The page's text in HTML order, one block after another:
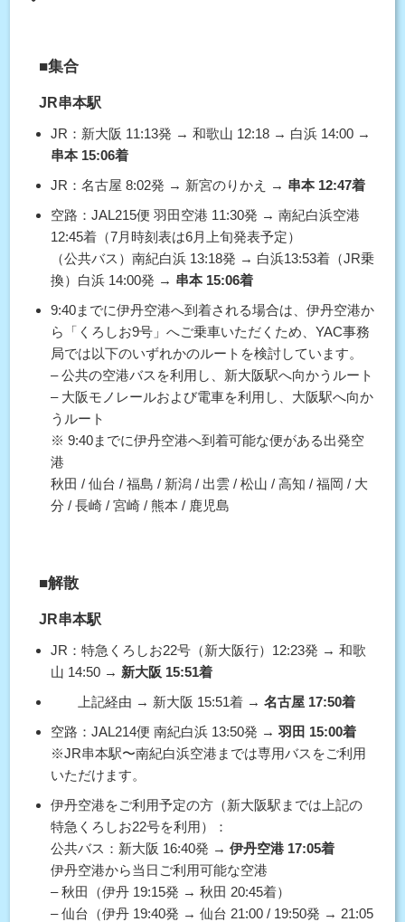
■集合
JR串本駅
JR：新大阪 11:13発 → 和歌山 12:18 → 白浜 14:00 →
串本 15:06着
JR：名古屋 8:02発 → 新宮のりかえ → 串本 12:47着
空路：JAL215便 羽田空港 11:30発 → 南紀白浜空港
12:45着（7月時刻表は6月上旬発表予定）
（公共バス）南紀白浜 13:18発 → 白浜13:53着（JR乗
換）白浜 14:00発 → 串本 15:06着
9:40までに伊丹空港へ到着される場合は、伊丹空港か
ら「くろしお9号」へご乗車いただくため、YAC事務
局では以下のいずれかのルートを検討しています。
– 公共の空港バスを利用し、新大阪駅へ向かうルート
– 大阪モノレールおよび電車を利用し、大阪駅へ向か
うルート
※ 9:40までに伊丹空港へ到着可能な便がある出発空
港
秋田 / 仙台 / 福島 / 新潟 / 出雲 / 松山 / 高知 / 福岡 / 大
分 / 長崎 / 宮崎 / 熊本 / 鹿児島
■解散
JR串本駅
JR：特急くろしお22号（新大阪行）12:23発 → 和歌
山 14:50 → 新大阪 15:51着
上記経由 → 新大阪 15:51着 →名古屋 17:50着
空路：JAL214便 南紀白浜 13:50発 →羽田 15:00着
※JR串本駅〜南紀白浜空港までは専用バスをご利用
いただけます。
伊丹空港をご利用予定の方（新大阪駅までは上記の
特急くろしお22号を利用）：
公共バス：新大阪 16:40発 →伊丹空港 17:05着
伊丹空港から当日ご利用可能な空港
– 秋田（伊丹 19:15発 → 秋田 20:45着）
– 仙台（伊丹 19:40発 → 仙台 21:00 / 19:50発 → 21:05